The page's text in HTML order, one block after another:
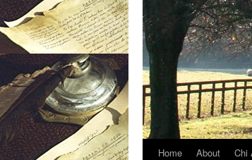
Home About Chi